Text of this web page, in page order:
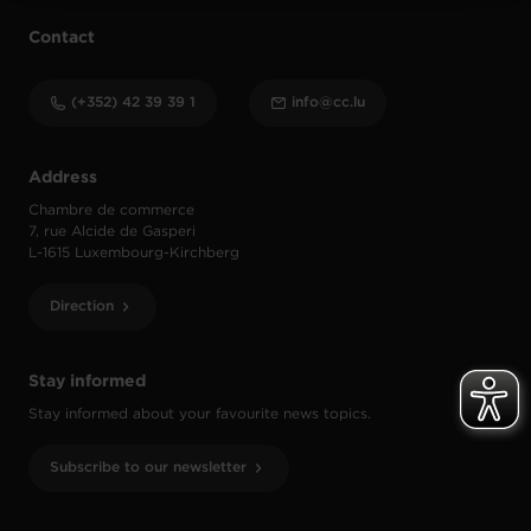
Stay informed
Stay informed about your favourite news topics.
Subscribe to our newsletter
Address
Chambre de commerce
7, rue Alcide de Gasperi
L-1615 Luxembourg-Kirchberg
Direction
Contact
(+352) 42 39 39 1 info@cc.lu